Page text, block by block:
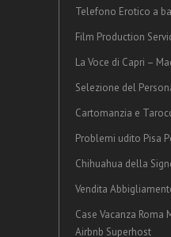
Telefono Erotico a
Film Production
La Voce di Capri –
Selezione del
Cartomanzia e
Problemi udito Pisa
Chihuahua della
Vendita
Case Vacanza
Airbnb Superhost